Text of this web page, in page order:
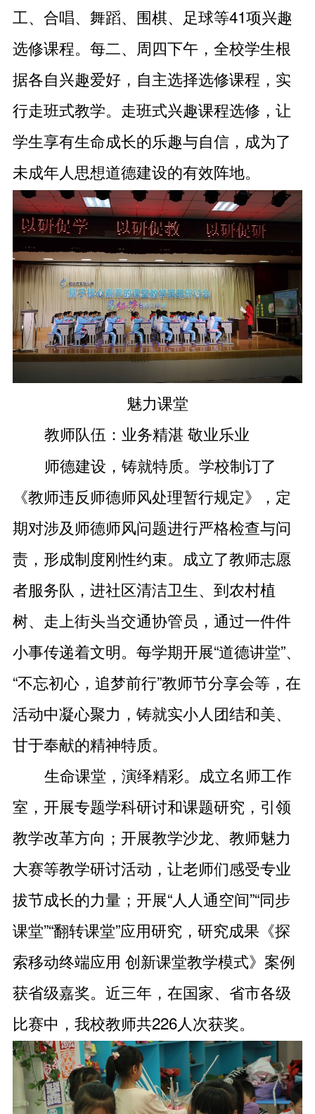
工、合唱、舞蹈、围棋、足球等41项兴趣
选修课程。每二、周四下午，全校学生根
据各自兴趣爱好，自主选择选修课程，实
行走班式教学。走班式兴趣课程选修，让
学生享有生命成长的乐趣与自信，成为了
未成年人思想道德建设的有效阵地。
魅力课堂
教师队伍：业务精湛 敬业乐业
师德建设，铸就特质。学校制订了
《教师违反师德师风处理暂行规定》，定
期对涉及师德师风问题进行严格检查与问
责，形成制度刚性约束。成立了教师志愿
者服务队，进社区清洁卫生、到农村植
树、走上街头当交通协管员，通过一件件
小事传递着文明。每学期开展“道德讲堂”、
“不忘初心，追梦前行”教师节分享会等，在
活动中凝心聚力，铸就实小人团结和美、
甘于奉献的精神特质。
生命课堂，演绎精彩。成立名师工作
室，开展专题学科研讨和课题研究，引领
教学改革方向；开展教学沙龙、教师魅力
大赛等教学研讨活动，让老师们感受专业
拔节成长的力量；开展“人人通空间”“同步
课堂”“翻转课堂”应用研究，研究成果《探
索移动终端应用 创新课堂教学模式》案例
获省级嘉奖。近三年，在国家、省市各级
比赛中，我校教师共226人次获奖。